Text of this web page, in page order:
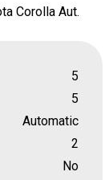
Corolla Aut.
5
5
Automatic
2
No